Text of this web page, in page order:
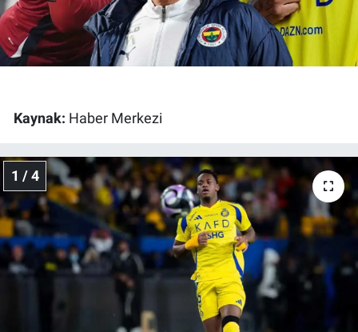
Kaynak: Haber Merkezi
1 / 4
Gerçeğin İzinde
Gün Başlıyor
Gündem Özel
Günün görüntüsü
Haber